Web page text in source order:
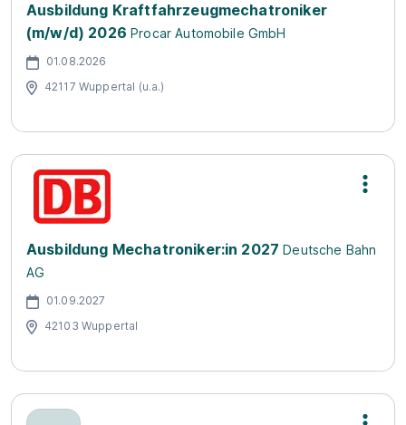
Ausbildung Kraftfahrzeugmechatroniker
(m/w/d) 2026 Procar Automobile GmbH
01.08.2026
42117 Wuppertal (u.a.)
Ausbildung Mechatroniker:in 2027 Deutsche Bahn
AG
01.09.2027
42103 Wuppertal